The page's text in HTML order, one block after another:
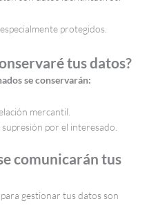
protegidos.
tus datos?
se conservarán:
mercantil.
por el interesado.
comunicarán tus
gestionar tus datos son